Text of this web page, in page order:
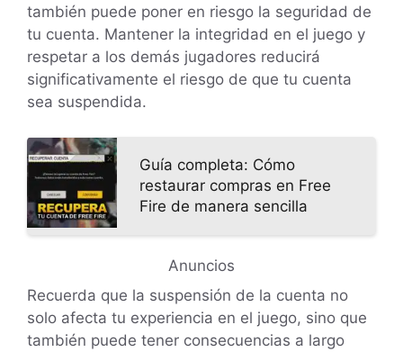
también puede poner en riesgo la seguridad de
tu cuenta. Mantener la integridad en el juego y
respetar a los demás jugadores reducirá
significativamente el riesgo de que tu cuenta
sea suspendida.
Guía completa: Cómo
restaurar compras en Free
Fire de manera sencilla
Anuncios
Recuerda que la suspensión de la cuenta no
solo afecta tu experiencia en el juego, sino que
también puede tener consecuencias a largo